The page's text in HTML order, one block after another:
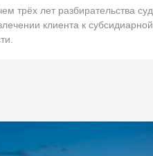
трёх лет разбирательства суд
клиента к субсидиарной